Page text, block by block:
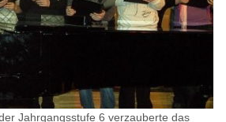
Jahrgangsstufe 6 verzauberte das